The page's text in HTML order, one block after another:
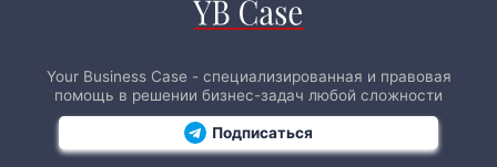
Your Business Case - специализированная и правовая
помощь в решении бизнес-задач любой сложности
Подписаться